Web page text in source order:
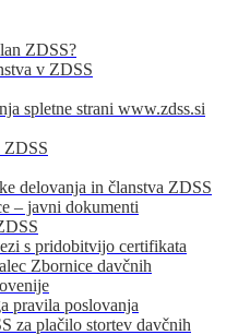
ZDSS?
v ZDSS
spletne strani www.zdss.si
ZDSS
delovanja in članstva ZDSS
– javni dokumenti
s pridobitvijo certifikata
Zbornice davčnih
pravila poslovanja
za plačilo stortev davčnih